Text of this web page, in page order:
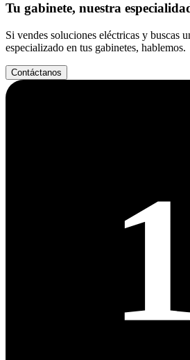
Tu gabinete, nuestra
Si vendes soluciones eléctricas y buscas
especializado en tus gabinetes, hablemos.
Contáctanos